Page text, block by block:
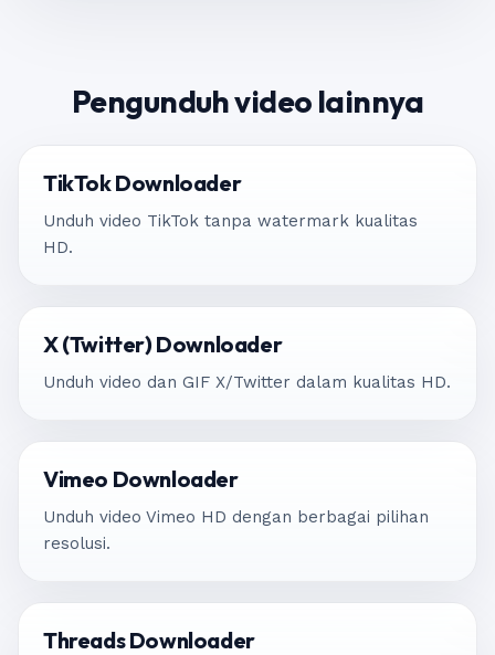
Pengunduh video lainnya
TikTok Downloader
Unduh video TikTok tanpa watermark kualitas
HD.
X (Twitter) Downloader
Unduh video dan GIF X/Twitter dalam kualitas HD.
Vimeo Downloader
Unduh video Vimeo HD dengan berbagai pilihan
resolusi.
Threads Downloader